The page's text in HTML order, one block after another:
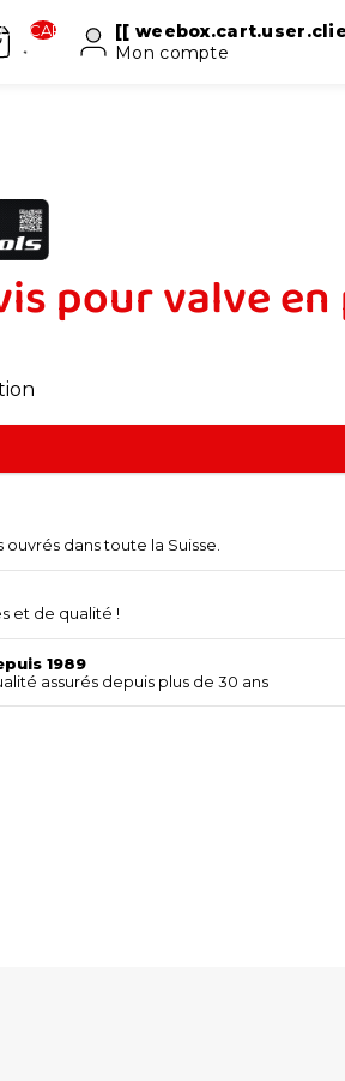
]]
[[
Mon compte
pour valve
ouvrés dans toute la Suisse.
et de qualité !
1989
assurés depuis plus de 30 ans